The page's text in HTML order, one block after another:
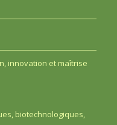
innovation et maîtrise
biotechnologiques,